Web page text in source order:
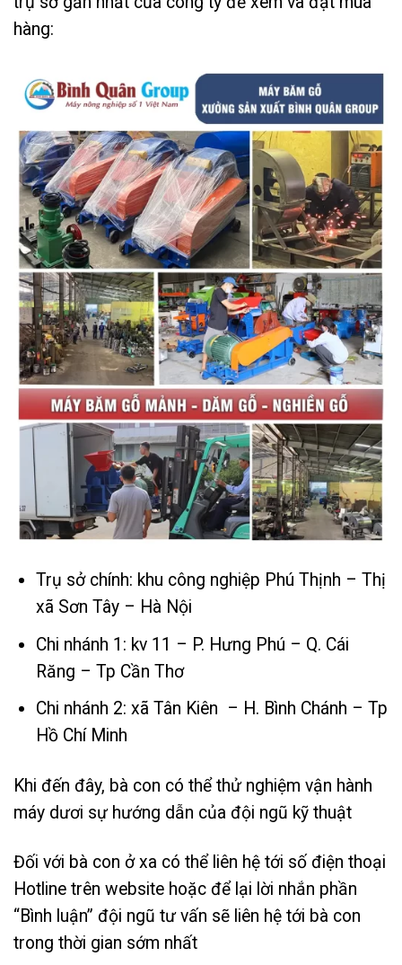
hàng:
Trụ sở chính: khu công nghiệp Phú Thịnh – Thị
xã Sơn Tây – Hà Nội
Chi nhánh 1: kv 11 – P. Hưng Phú – Q. Cái
Răng – Tp Cần Thơ
Chi nhánh 2: xã Tân Kiên – H. Bình Chánh – Tp
Hồ Chí Minh
Khi đến đây, bà con có thể thử nghiệm vận hành
máy dươi sự hướng dẫn của đội ngũ kỹ thuật
Đối với bà con ở xa có thể liên hệ tới số điện thoại
Hotline trên website hoặc để lại lời nhắn phần
“Bình luận” đội ngũ tư vấn sẽ liên hệ tới bà con
trong thời gian sớm nhất